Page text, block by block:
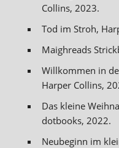
Collins, 2023.
Tod im Stroh,
Maighreads
Willkommen in
Harper Collins,
Das kleine
dotbooks, 2022.
Neubeginn im